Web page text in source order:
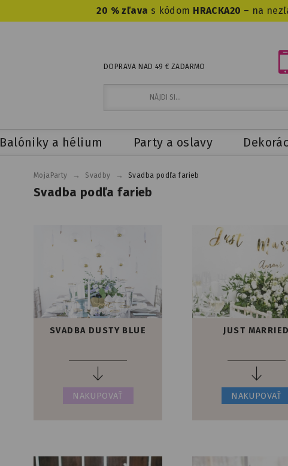
20 % zľava s kódom HRACKA20 – na
DOPRAVA NAD 49 € ZADARMO
Balóniky a hélium Party a oslavy
Svadba podľa farieb
MojaParty → Svadby → Svadba podľa farieb
SVADBA DUSTY BLUE
NAKUPOVAŤ
JUST MARRIED
NAKUPOVAŤ